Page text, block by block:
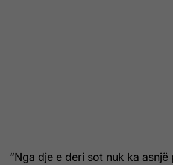
“Nga dje e deri sot nuk ka